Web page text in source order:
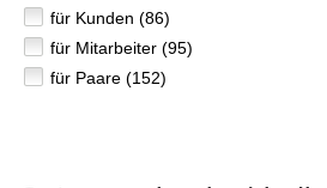
für Kunden (86)
für Mitarbeiter (95)
für Paare (152)